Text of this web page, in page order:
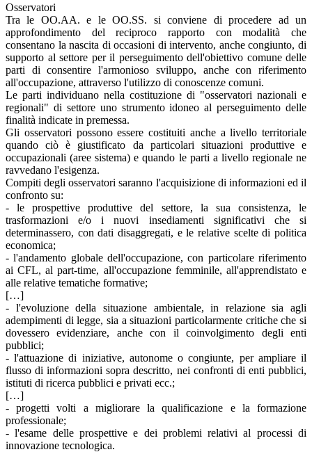
Osservatori
Tra le OO.AA. e le OO.SS. si conviene di procedere ad un
approfondimento del reciproco rapporto con modalità che
consentano la nascita di occasioni di intervento, anche congiunto, di
supporto al settore per il perseguimento dell'obiettivo comune delle
parti di consentire l'armonioso sviluppo, anche con riferimento
all'occupazione, attraverso l'utilizzo di conoscenze comuni.
Le parti individuano nella costituzione di "osservatori nazionali e
regionali" di settore uno strumento idoneo al perseguimento delle
finalità indicate in premessa.
Gli osservatori possono essere costituiti anche a livello territoriale
quando ciò è giustificato da particolari situazioni produttive e
occupazionali (aree sistema) e quando le parti a livello regionale ne
ravvedano l'esigenza.
Compiti degli osservatori saranno l'acquisizione di informazioni ed il
confronto su:
- le prospettive produttive del settore, la sua consistenza, le
trasformazioni e/o i nuovi insediamenti significativi che si
determinassero, con dati disaggregati, e le relative scelte di politica
economica;
- l'andamento globale dell'occupazione, con particolare riferimento
ai CFL, al part-time, all'occupazione femminile, all'apprendistato e
alle relative tematiche formative;
[…]
- l'evoluzione della situazione ambientale, in relazione sia agli
adempimenti di legge, sia a situazioni particolarmente critiche che si
dovessero evidenziare, anche con il coinvolgimento degli enti
pubblici;
- l'attuazione di iniziative, autonome o congiunte, per ampliare il
flusso di informazioni sopra descritto, nei confronti di enti pubblici,
istituti di ricerca pubblici e privati ecc.;
[…]
- progetti volti a migliorare la qualificazione e la formazione
professionale;
- l'esame delle prospettive e dei problemi relativi al processi di
innovazione tecnologica.